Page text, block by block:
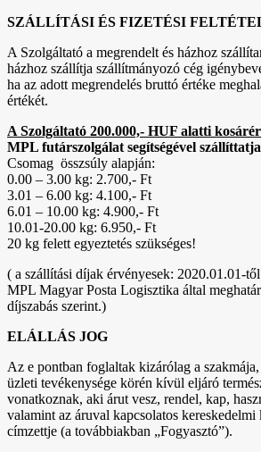
SZÁLLÍTÁSI ÉS FIZETÉSI
A Szolgáltató a megrendelt és házhoz
házhoz szállítja szállítmányozó cég
ha az adott megrendelés bruttó értéke
értékét.
A Szolgáltató 200.000,- HUF alatti
MPL futárszolgálat segítségével
Csomag összsúly alapján:
0.00 – 3.00 kg: 2.700,- Ft
3.01 – 6.00 kg: 4.100,- Ft
6.01 – 10.00 kg: 4.900,- Ft
10.01-20.00 kg: 6.950,- Ft
20 kg felett egyeztetés szükséges!
( a szállítási díjak érvényesek: 2020.01.01-
MPL Magyar Posta Logisztika által
díjszabás szerint.)
ELÁLLÁS JOG
Az e pontban foglaltak kizárólag a
üzleti tevékenysége körén kívül eljáró
vonatkoznak, aki árut vesz, rendel, kap,
valamint az áruval kapcsolatos
címzettje (a továbbiakban „Fogyasztó”).